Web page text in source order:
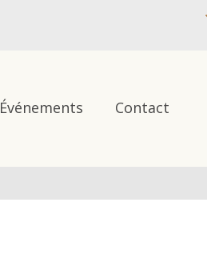
Événements Contact